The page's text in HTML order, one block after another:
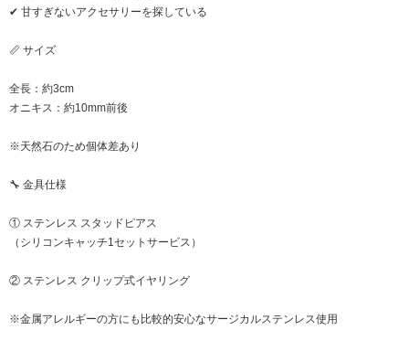
✔ 甘すぎないアクセサリーを探している
📏 サイズ
全長：約3cm
オニキス：約10mm前後
※天然石のため個体差あり
🔧 金具仕様
① ステンレス スタッドピアス
（シリコンキャッチ1セットサービス）
② ステンレス クリップ式イヤリング
※金属アレルギーの方にも比較的安心なサージカルステンレス使用